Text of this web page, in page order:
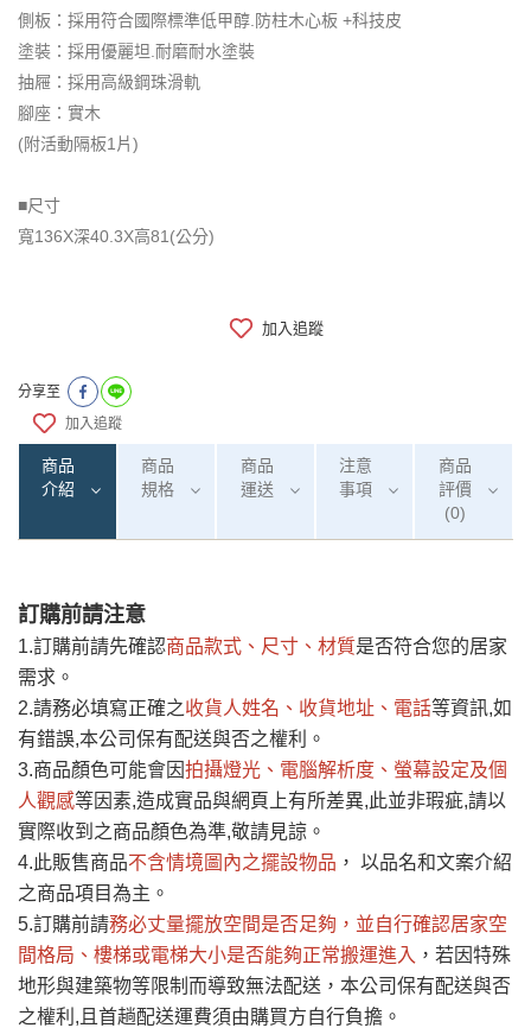
側板：採用符合國際標準低甲醇.防柱木心板 +科技皮
塗裝：採用優麗坦.耐磨耐水塗裝
抽屜：採用高級鋼珠滑軌
腳座：實木
(附活動隔板1片)
■尺寸
​​​​​​​寬136X深40.3X高81(公分)
加入追蹤
分享至
加入追蹤
商品
介紹
商品
規格
商品
運送
注意
事項
商品
評價
(0)
訂購前請注意
1.訂購前請先確認商品款式、尺寸、材質是否符合您的居家
需求。
2.請務必填寫正確之收貨人姓名、收貨地址、電話等資訊,如
有錯誤,本公司保有配送與否之權利。
3.商品顏色可能會因拍攝燈光、電腦解析度、螢幕設定及個
人觀感等因素,造成實品與網頁上有所差異,此並非瑕疵,請以
實際收到之商品顏色為準,敬請見諒。
4.此販售商品不含情境圖內之擺設物品 ， 以品名和文案介紹
之商品項目為主。
5.訂購前請務必丈量擺放空間是否足夠 ，並自行確認居家空
間格局、 樓梯或電梯大小是否能夠正常搬運進入 ，若因特殊
地形與建築物等限制而導致無法配送，本公司保有配送與否
之權利,且首趟配送運費須由購買方自行負擔。
運 費 說 明
運送地區 運送費用
偏遠地區
（請先線上詢問 LINE
→@dershin ）
桃園 復興鄉
新竹
峨眉鄉、五峰鄉、
橫山、北埔鄉、尖
石鄉、寶山鄉山
區、新埔山區、芎
注意事項：
由於品項繁多，網頁無法及時更新，如有需
Line客服」來信確認商品是否有「現貨」與
「金額」。
若商品價格或庫存有異常，商家有權取消訂
單。部分網路商品恕無法更改原設計或客製，敬請
見諒！
接單後二日內(不含例假日)，我們客服會與您
電話聯絡或E-Mail通知確認訂單。
（線上客服 LINE → @dershin）
下單前先詢問是否現貨，若未詢問下單後無
0/5 (0)筆
全部 依評論高至低排列
依評論低至高排列 只顯示附上圖片
只顯示附上評論